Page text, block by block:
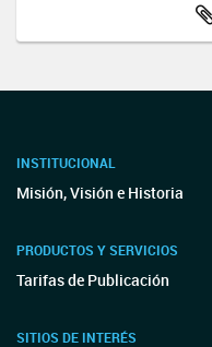
INSTITUCIONAL
Misión, Visión e Historia
PRODUCTOS Y SERVICIOS
Tarifas de Publicación
SITIOS DE INTERÉS